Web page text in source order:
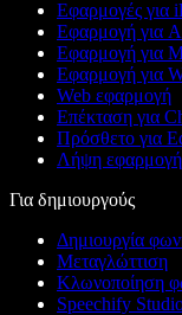
Εφαρμογές για
Εφαρμογή για
Εφαρμογή για
Εφαρμογή για
Web εφαρμογή
Επέκταση για
Πρόσθετο για
Λήψη
Για δημιουργούς
Δημιουργία
Μεταγλώττιση
Κλωνοποίηση
Speechify